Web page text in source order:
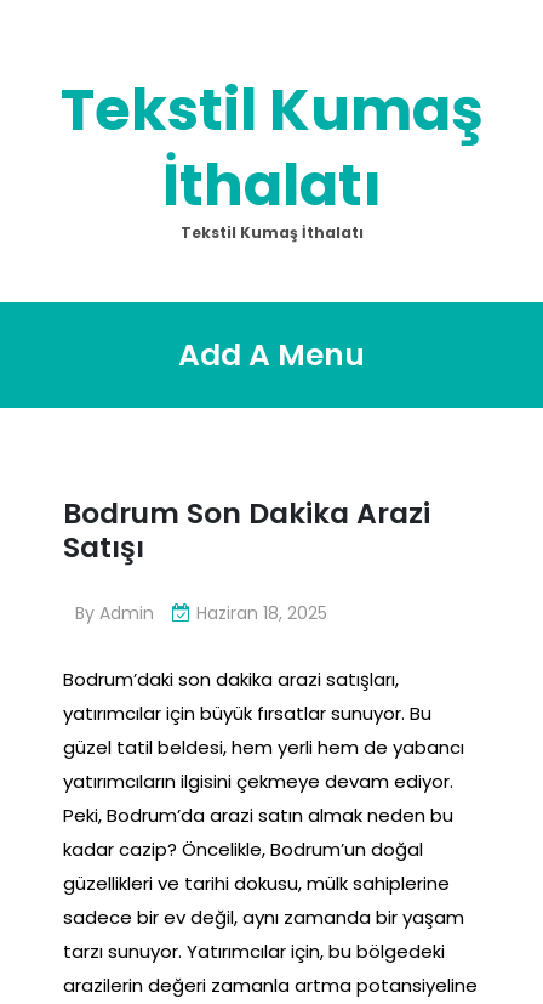
Tekstil Kumaş
İthalatı
Tekstil Kumaş İthalatı
Add A Menu
Bodrum Son Dakika Arazi
Satışı
By Admin Haziran 18, 2025
Bodrum’daki son dakika arazi satışları,
yatırımcılar için büyük fırsatlar sunuyor. Bu
güzel tatil beldesi, hem yerli hem de yabancı
yatırımcıların ilgisini çekmeye devam ediyor.
Peki, Bodrum’da arazi satın almak neden bu
kadar cazip? Öncelikle, Bodrum’un doğal
güzellikleri ve tarihi dokusu, mülk sahiplerine
sadece bir ev değil, aynı zamanda bir yaşam
tarzı sunuyor. Yatırımcılar için, bu bölgedeki
arazilerin değeri zamanla artma potansiyeline